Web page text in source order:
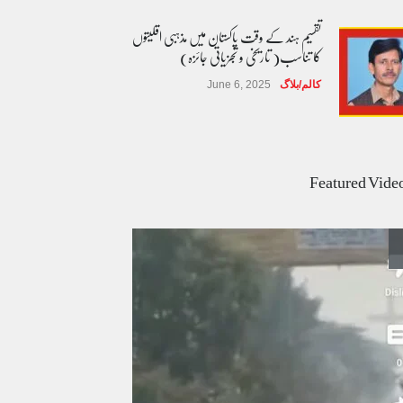
تقسیم ہند کے وقت پاکستان میں مذہبی اقلیتوں
کا تناسب( تاریخی و تجزیاتی جائزہ)
کالم/بلاگ June 6, 2025
بیٹیاں
پسند کی شادیوں کا بڑھتا ہوا رجحان اور راولپنڈی
کی یوسیز میں اندارج پر پابندی ایک نیا تنازعہ
کالم/بلاگ October 14, 2025
Featured